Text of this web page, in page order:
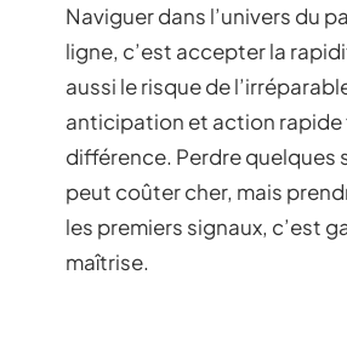
Naviguer dans l’univers du
ligne, c’est accepter la
aussi le risque de
anticipation et action
différence. Perdre quelques
peut coûter cher, mais
les premiers signaux, c’est
maîtrise.